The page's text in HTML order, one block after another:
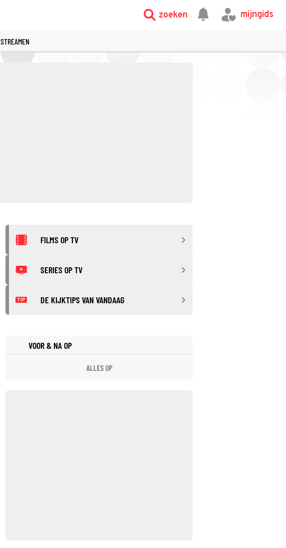
zoeken mijngids
STREAMEN
FILMS OP TV
SERIES OP TV
TIP DE KIJKTIPS VAN VANDAAG
VOOR & NA OP
ALLES OP